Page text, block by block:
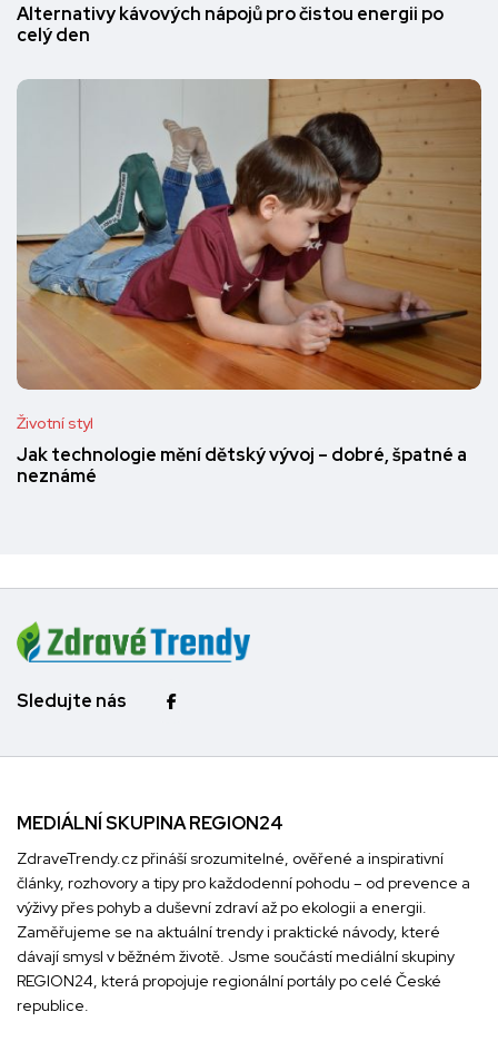
Alternativy kávových nápojů pro čistou energii po
celý den
Životní styl
Jak technologie mění dětský vývoj – dobré, špatné a
neznámé
Sledujte nás
MEDIÁLNÍ SKUPINA REGION24
ZdraveTrendy.cz přináší srozumitelné, ověřené a inspirativní
články, rozhovory a tipy pro každodenní pohodu – od prevence a
výživy přes pohyb a duševní zdraví až po ekologii a energii.
Zaměřujeme se na aktuální trendy i praktické návody, které
dávají smysl v běžném životě. Jsme součástí mediální skupiny
REGION24, která propojuje regionální portály po celé České
republice.